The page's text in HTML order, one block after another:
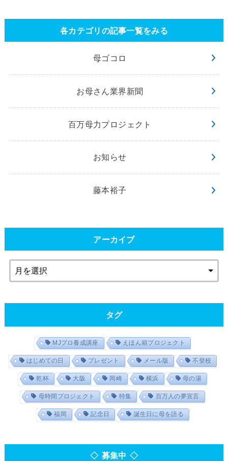
各カテゴリの記事一覧をみる
母ゴコロ
お母さん業界新聞
百万母力プロジェクト
お知らせ
藤本裕子
アーカイブ
タグ
MJプロ養成講座 えほん箱プロジェクト
はじめての日 プレゼント メール版 不登校
乾杯 大阪 岡崎 横浜 母の湯
母時間プロジェクト 特集 百万人の夢宣言
福岡 記念日 誕生日に母を語る
◇ 募集中 ◇